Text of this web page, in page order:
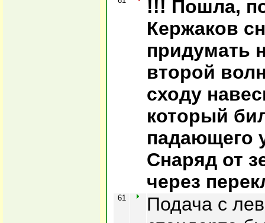
!!! Пошла,
Кержаков
придумать
второй
сходу
который
падающего
Снаряд от
через
61
Подача с